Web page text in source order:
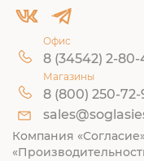
Офис
8 (34542) 2-80-
Магазины
8 (800) 250-72-
Компания